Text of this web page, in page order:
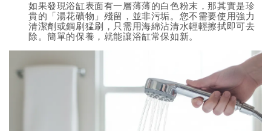
如果發現浴缸表面有一層薄薄的白色粉末，那其實是珍
貴的「湯花礦物」殘留，並非污垢。您不需要使用強力
清潔劑或鋼刷猛刷，只需用海綿沾清水輕輕擦拭即可去
除。簡單的保養，就能讓浴缸常保如新。